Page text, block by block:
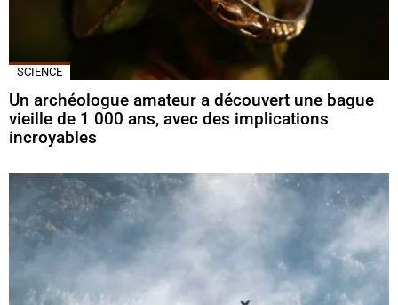
SCIENCE
Un archéologue amateur a découvert une bague
vieille de 1 000 ans, avec des implications
incroyables